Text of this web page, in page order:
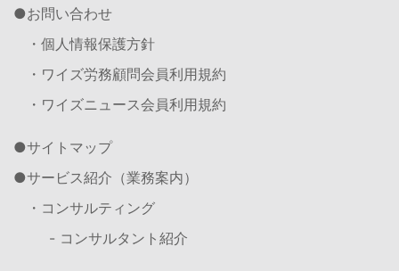
お問い合わせ
・個人情報保護方針
・ワイズ労務顧問会員利用規約
・ワイズニュース会員利用規約
サイトマップ
サービス紹介（業務案内）
・コンサルティング
- コンサルタント紹介